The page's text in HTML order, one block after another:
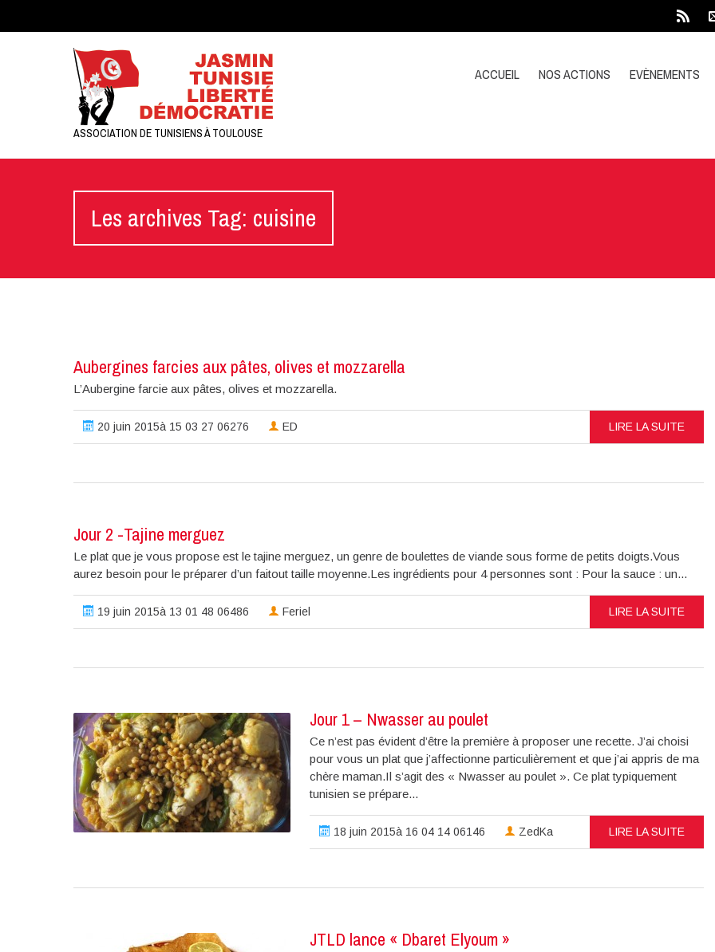
ASSOCIATION DE TUNISIENS À TOULOUSE
ACCUEIL NOS ACTIONS EVÈNEMENTS
Les archives Tag: cuisine
Aubergines farcies aux pâtes, olives et mozzarella
L’Aubergine farcie aux pâtes, olives et mozzarella.
20 juin 2015à 15 03 27 06276 ED LIRE LA SUITE
Jour 2 -Tajine merguez
Le plat que je vous propose est le tajine merguez, un genre de boulettes de viande sous forme de petits doigts.Vous
aurez besoin pour le préparer d’un faitout taille moyenne.Les ingrédients pour 4 personnes sont : Pour la sauce : un...
19 juin 2015à 13 01 48 06486 Feriel LIRE LA SUITE
Jour 1 – Nwasser au poulet
Ce n’est pas évident d’être la première à proposer une recette. J’ai choisi
pour vous un plat que j’affectionne particulièrement et que j’ai appris de ma
chère maman.Il s’agit des « Nwasser au poulet ». Ce plat typiquement
tunisien se prépare...
18 juin 2015à 16 04 14 06146 ZedKa LIRE LA SUITE
JTLD lance « Dbaret Elyoum »